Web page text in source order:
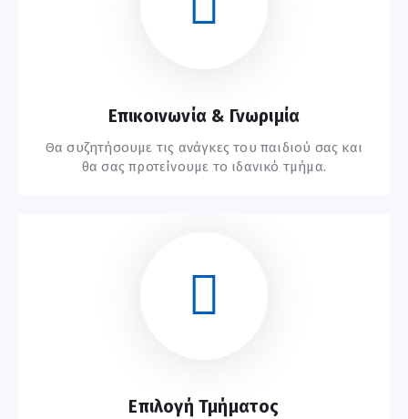
Επικοινωνία & Γνωριμία
Θα συζητήσουμε τις ανάγκες του παιδιού σας και
θα σας προτείνουμε το ιδανικό τμήμα.
Επιλογή Τμήματος